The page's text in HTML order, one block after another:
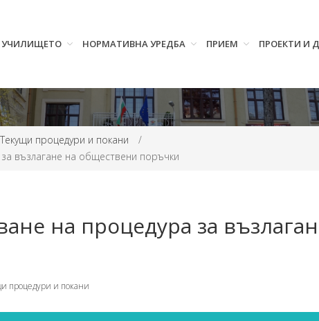
УЧИЛИЩЕТО НОРМАТИВНА УРЕДБА ПРИЕМ ПРОЕКТИ И
Tекущи процедури и покани
/
възлагане на обществени поръчки
на процедура за
процедури и покани